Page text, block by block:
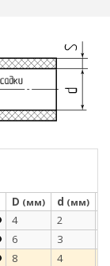
D (мм) d (мм)
4 2
6 3
8 4